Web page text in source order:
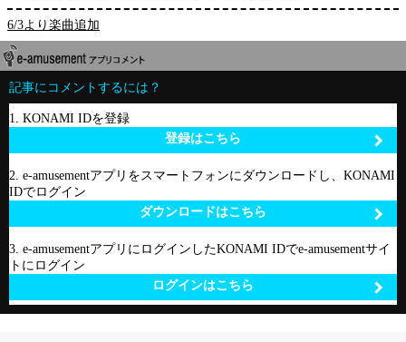
6/3より楽曲追加
記事にコメントするには？
1. KONAMI IDを登録
登録はこちら
2. e-amusementアプリをスマートフォンにダウンロードし、KONAMI
IDでログイン
ダウンロードはこちら
3. e-amusementアプリにログインしたKONAMI IDでe-amusementサイ
トにログイン
ログインはこちら